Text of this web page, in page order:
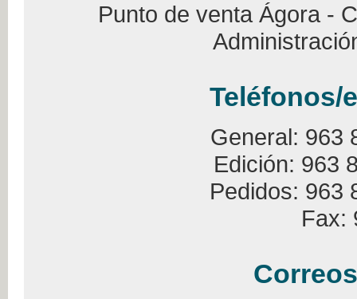
Punto de venta Ágora -
Teléfonos/
General: 963
Edición: 963
Pedidos: 963
Fax: